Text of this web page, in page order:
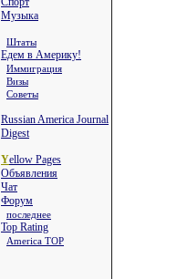
Музыка
Штаты
Едем в Америку!
Иммиграция
Визы
Советы
Russian America Journal
Digest
Yellow Pages
Объявления
Чат
Форум
последнее
Top Rating
America TOP